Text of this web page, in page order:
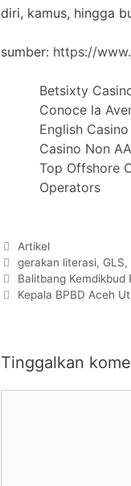
diri, kamus, hingga
sumber: https://
Betsixty
Conoce la
English
Casino Non
Top Offshore
Operators
Artikel
gerakan literasi, GLS,
Balitbang Kemdikbud
Kepala BPBD Aceh
Tinggalkan